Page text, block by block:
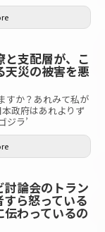
支配層が、こ
天災の被害を悪
すか？あれみて私が
政府はあれよりず
ジラ’
討論会のトラン
ら怒っている
わっているの